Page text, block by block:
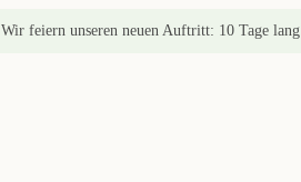
Wir feiern unseren neuen Auftritt: 10 Tage lang